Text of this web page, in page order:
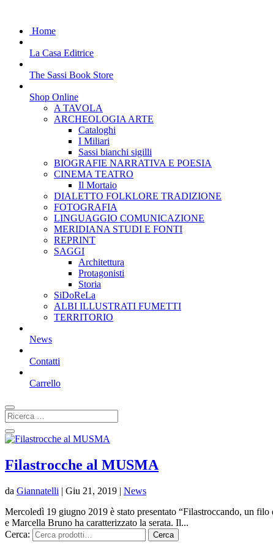
Home
La Casa Editrice
The Sassi Book Store
Shop Online
A TAVOLA
ARCHEOLOGIA ARTE
Cataloghi
I Miliari
Sassi bianchi sigilli
BIOGRAFIE NARRATIVA E POESIA
CINEMA TEATRO
Il Mortaio
DIALETTO FOLKLORE TRADIZIONE
FOTOGRAFIA
LINGUAGGIO COMUNICAZIONE
MERIDIANA STUDI E FONTI
REPRINT
SAGGI
Architettura
Protagonisti
Storia
SiDoReLa
ALBI ILLUSTRATI FUMETTI
TERRITORIO
News
Contatti
Carrello
Filastrocche al MUSMA
da Giannatelli | Giu 21, 2019 | News
Mercoledì 19 giugno 2019 è stato presentato “Filastroccando, un
e Marcella Bruno ha caratterizzato la serata. Il...
Cerca:
Cerca